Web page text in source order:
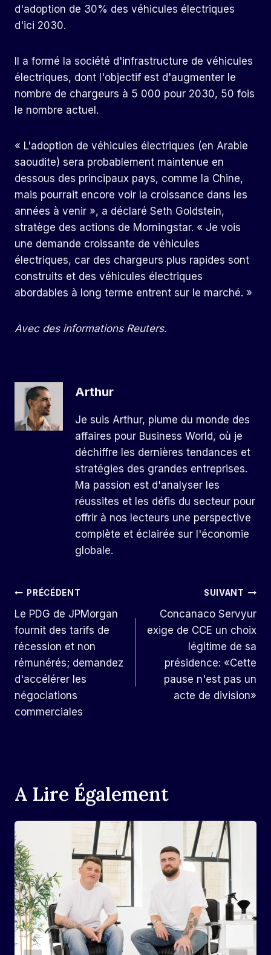
d'adoption de 30% des véhicules électriques
d'ici 2030.
Il a formé la société d'infrastructure de véhicules
électriques, dont l'objectif est d'augmenter le
nombre de chargeurs à 5 000 pour 2030, 50 fois
le nombre actuel.
« L'adoption de véhicules électriques (en Arabie
saoudite) sera probablement maintenue en
dessous des principaux pays, comme la Chine,
mais pourrait encore voir la croissance dans les
années à venir », a déclaré Seth Goldstein,
stratège des actions de Morningstar. « Je vois
une demande croissante de véhicules
électriques, car des chargeurs plus rapides sont
construits et des véhicules électriques
abordables à long terme entrent sur le marché. »
Avec des informations Reuters.
Arthur
Je suis Arthur, plume du monde des
affaires pour Business World, où je
déchiffre les dernières tendances et
stratégies des grandes entreprises.
Ma passion est d'analyser les
réussites et les défis du secteur pour
offrir à nos lecteurs une perspective
complète et éclairée sur l'économie
globale.
Navigation
De
L’article
PRÉCÉDENT
Le PDG de JPMorgan
fournit des tarifs de
récession et non
rémunérés; demandez
d'accélérer les
négociations
commerciales
SUIVANT
Concanaco Servyur
exige de CCE un choix
légitime de sa
présidence: «Cette
pause n'est pas un
acte de division»
A Lire Également